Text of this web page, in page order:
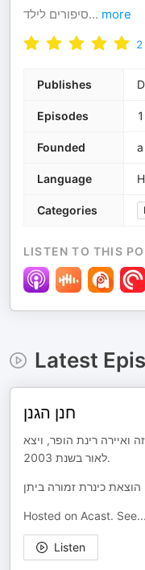
סיפורים לילד... more
2
Publishes
Episodes
Founded
Language
Categories
LISTEN TO THIS
Latest
חנן הגנן
ואיירה רינת הופר, ויצא
לאור בשנת 2003.
הוצאת כינרת זמורה ביתן
Hosted on Acast. See...
Listen